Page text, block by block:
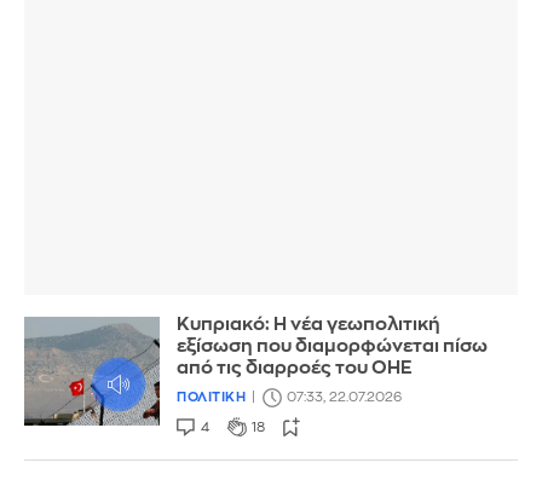
Κυπριακό: Η νέα γεωπολιτική
εξίσωση που διαμορφώνεται πίσω
από τις διαρροές του ΟΗΕ
ΠΟΛΙΤΙΚΗ 07:33, 22.07.2026
4 18